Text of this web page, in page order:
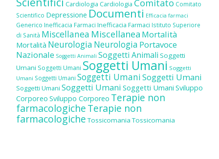
Cardiologia Cardiologia Comitato Comitato
Scientifico Depressione Documenti Efficacia farmaci
Generico Inefficacia Farmaci Inefficacia Farmaci Istituto Superiore
di Sanità Miscellanea Miscellanea Mortalità
Mortalità Neurologia Neurologia Portavoce
Nazionale Soggetti Animali Soggetti Animali Soggetti
Umani Soggetti Umani Soggetti Umani Soggetti
Umani Soggetti Umani Soggetti UmaniSoggetti Umani
Soggetti Umani Soggetti Umani Soggetti Umani Sviluppo
Corporeo Sviluppo Corporeo Terapie non
farmacologicheTerapie non
farmacologiche Tossicomania Tossicomania